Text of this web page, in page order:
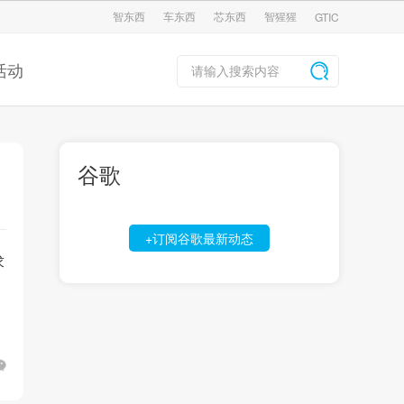
智东西 车东西 芯东西 智猩猩 GTIC
动
谷歌
+订阅谷歌最新动态